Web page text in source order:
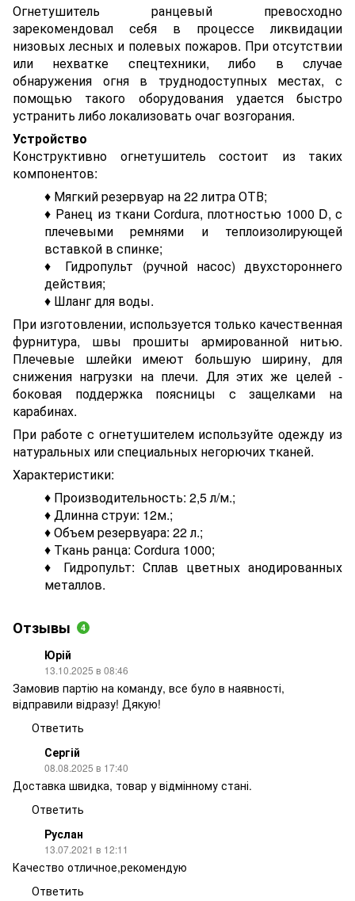
Огнетушитель ранцевый превосходно
зарекомендовал себя в процессе ликвидации
низовых лесных и полевых пожаров. При отсутствии
или нехватке спецтехники, либо в случае
обнаружения огня в труднодоступных местах, с
помощью такого оборудования удается быстро
устранить либо локализовать очаг возгорания.
Устройство
Конструктивно огнетушитель состоит из таких
компонентов:
♦ Мягкий резервуар на 22 литра ОТВ;
♦ Ранец из ткани Cordura, плотностью 1000 D, с
плечевыми ремнями и теплоизолирующей
вставкой в спинке;
♦ Гидропульт (ручной насос) двухстороннего
действия;
♦ Шланг для воды.
При изготовлении, используется только качественная
фурнитура, швы прошиты армированной нитью.
Плечевые шлейки имеют большую ширину, для
снижения нагрузки на плечи. Для этих же целей -
боковая поддержка поясницы с защелками на
карабинах.
При работе с огнетушителем используйте одежду из
натуральных или специальных негорючих тканей.
Характеристики:
♦ Производительность: 2,5 л/м.;
♦ Длинна струи: 12м.;
♦ Объем резервуара: 22 л.;
♦ Ткань ранца: Cordura 1000;
♦ Гидропульт: Сплав цветных анодированных
металлов.
Отзывы 4
Юрій
13.10.2025 в 08:46
Замовив партію на команду, все було в наявності,
відправили відразу! Дякую!
Ответить
Сергій
08.08.2025 в 17:40
Доставка швидка, товар у відмінному стані.
Ответить
Руслан
13.07.2021 в 12:11
Качество отличное,рекомендую
Ответить